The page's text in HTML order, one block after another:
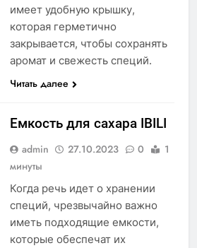
имеет удобную крышку,
которая герметично
закрывается, чтобы сохранять
аромат и свежесть специй.
Читать далее
Емкость для сахара IBILI
admin 27.10.2023 0
1
минуты
Когда речь идет о хранении
специй, чрезвычайно важно
иметь подходящие емкости,
которые обеспечат их